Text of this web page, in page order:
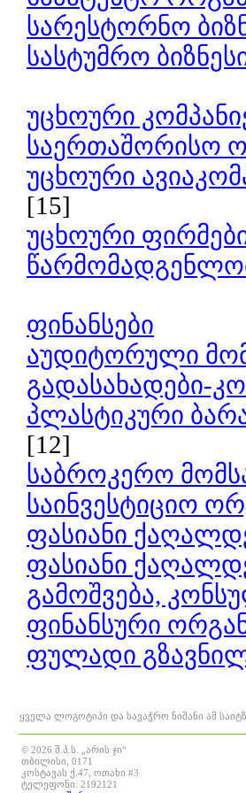
სარესტორნო
სასტუმრო
უცხოური
საერთაშორისო
უცხოური
[15]
უცხოური
ფინანსები
აუდიტორული
გადასახადები-
პლასტიკური
[12]
საბროკერო
საინვესტიციო
ფასიანი
ფასიანი
გამოშვება,
ფინანსური
ფულადი
ყველა ლოგოტიპი და სავაჭრო ნიშანი ამ
© 2026 შ.პ.ს. „არის ჯი“
თბილისი, 0171
კოსტავას ქ.47, ოთახი #3
ტელეფონი: 2192121